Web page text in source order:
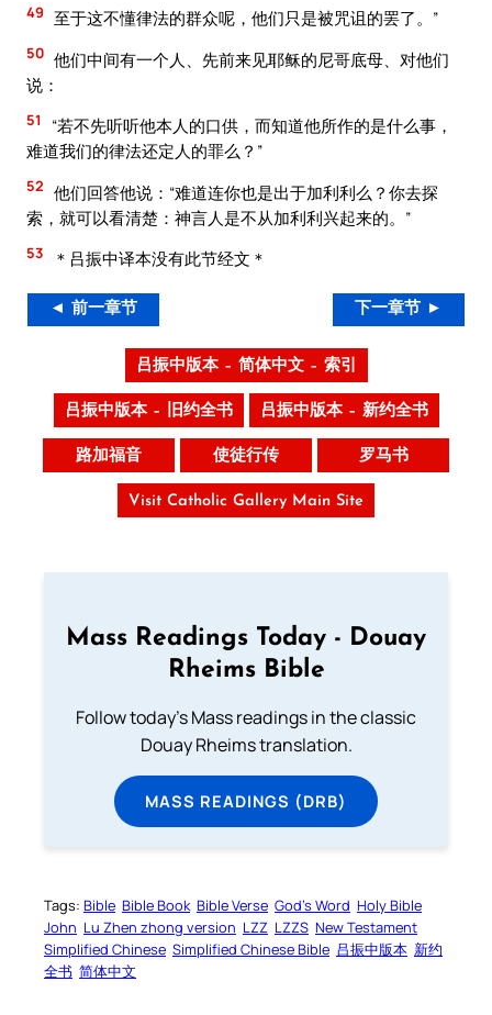
49 至于这不懂律法的群众呢，他们只是被咒诅的罢了。”
50 他们中间有一个人、先前来见耶稣的尼哥底母、对他们
说：
51
“若不先听听他本人的口供，而知道他所作的是什么事，
难道我们的律法还定人的罪么？”
52 他们回答他说：“难道连你也是出于加利利么？你去探
索，就可以看清楚：神言人是不从加利利兴起来的。”
53 ＊吕振中译本没有此节经文＊
◄ 前一章节 下一章节 ►
吕振中版本 – 简体中文 – 索引
吕振中版本 – 旧约全书 吕振中版本 – 新约全书
路加福音 使徒行传 罗马书
Visit Catholic Gallery Main Site
Mass Readings Today - Douay
Rheims Bible
Follow today's Mass readings in the classic
Douay Rheims translation.
MASS READINGS (DRB)
Tags: Bible Bible Book Bible Verse God’s Word Holy Bible
John Lu Zhen zhong version LZZ LZZS New Testament
Simplified Chinese Simplified Chinese Bible 吕振中版本 新约
全书 简体中文